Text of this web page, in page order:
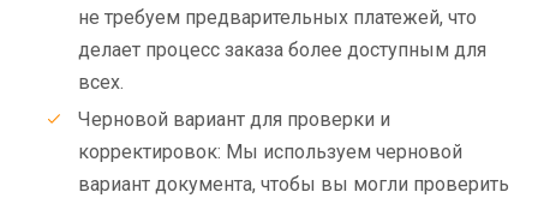
не требуем предварительных платежей, что
делает процесс заказа более доступным для
всех.
Черновой вариант для проверки и
корректировок: Мы используем черновой
вариант документа, чтобы вы могли проверить